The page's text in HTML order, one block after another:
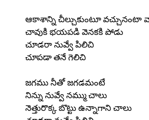
ఆకాశాన్ని చీల్చుకుంటూ వచ్చునంటా
చావుకి భయపడి వెనకకి పోడు
చూడరా నువ్వే పిలిచి
చూపడా తనే గెలిచి
జగము నీతో జగడమంటే
నిన్ను నువ్వే నమ్ము చాలు
నెత్తురొక్క బొట్టు ఉన్నాగాని చాలు